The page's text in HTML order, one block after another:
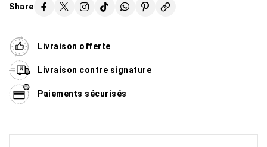
Share
Livraison offerte
Livraison contre signature
Paiements sécurisés